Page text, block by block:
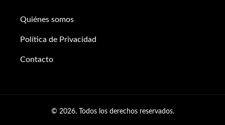
Quiénes somos
Política de Privacidad
Contacto
© 2026. Todos los derechos reservados.